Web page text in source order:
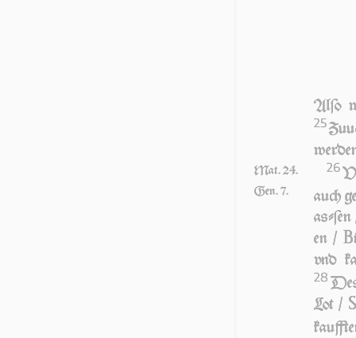
Al­ſo
25
Mat. 24.
Gen. 7.
26
auch
aſ­ſen
en / B
vnd
28
Lot / S